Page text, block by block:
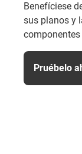
Benefíciese
sus planos y
Pruébelo